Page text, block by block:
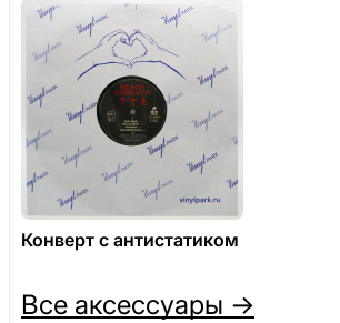
Конверт с антистатиком
Все аксессуары →